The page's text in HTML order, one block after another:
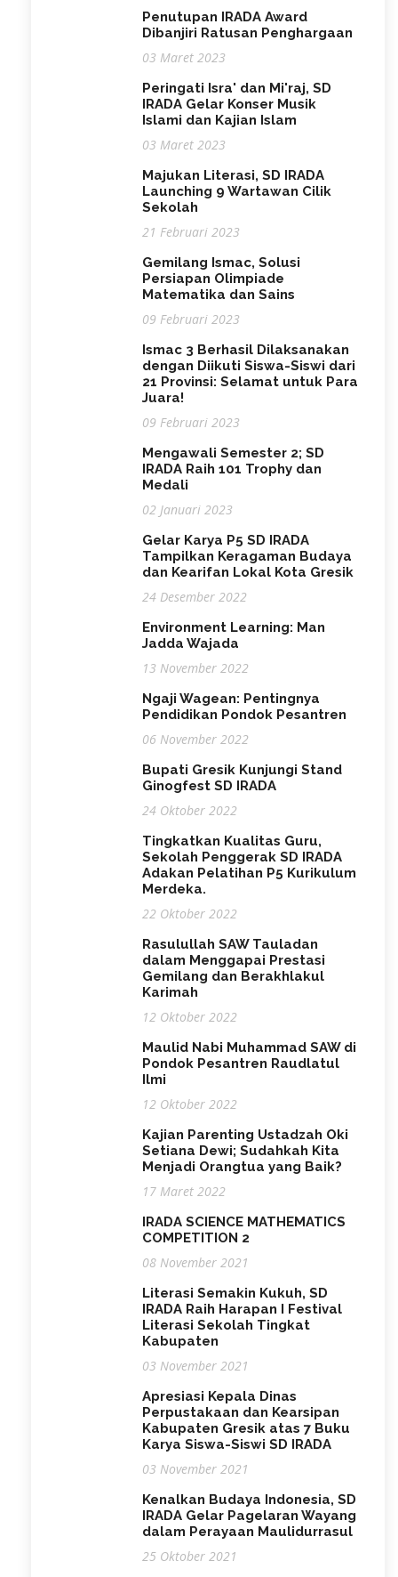
Penutupan IRADA Award
Dibanjiri Ratusan Penghargaan
03 Maret 2023
Peringati Isra' dan Mi'raj, SD
IRADA Gelar Konser Musik
Islami dan Kajian Islam
03 Maret 2023
Majukan Literasi, SD IRADA
Launching 9 Wartawan Cilik
Sekolah
21 Februari 2023
Gemilang Ismac, Solusi
Persiapan Olimpiade
Matematika dan Sains
09 Februari 2023
Ismac 3 Berhasil Dilaksanakan
dengan Diikuti Siswa-Siswi dari
21 Provinsi: Selamat untuk Para
Juara!
09 Februari 2023
Mengawali Semester 2; SD
IRADA Raih 101 Trophy dan
Medali
02 Januari 2023
Gelar Karya P5 SD IRADA
Tampilkan Keragaman Budaya
dan Kearifan Lokal Kota Gresik
24 Desember 2022
Environment Learning: Man
Jadda Wajada
13 November 2022
Ngaji Wagean: Pentingnya
Pendidikan Pondok Pesantren
06 November 2022
Bupati Gresik Kunjungi Stand
Ginogfest SD IRADA
24 Oktober 2022
Tingkatkan Kualitas Guru,
Sekolah Penggerak SD IRADA
Adakan Pelatihan P5 Kurikulum
Merdeka.
22 Oktober 2022
Rasulullah SAW Tauladan
dalam Menggapai Prestasi
Gemilang dan Berakhlakul
Karimah
12 Oktober 2022
Maulid Nabi Muhammad SAW di
Pondok Pesantren Raudlatul
Ilmi
12 Oktober 2022
Kajian Parenting Ustadzah Oki
Setiana Dewi; Sudahkah Kita
Menjadi Orangtua yang Baik?
17 Maret 2022
IRADA SCIENCE MATHEMATICS
COMPETITION 2
08 November 2021
Literasi Semakin Kukuh, SD
IRADA Raih Harapan I Festival
Literasi Sekolah Tingkat
Kabupaten
03 November 2021
Apresiasi Kepala Dinas
Perpustakaan dan Kearsipan
Kabupaten Gresik atas 7 Buku
Karya Siswa-Siswi SD IRADA
03 November 2021
Kenalkan Budaya Indonesia, SD
IRADA Gelar Pagelaran Wayang
dalam Perayaan Maulidurrasul
25 Oktober 2021